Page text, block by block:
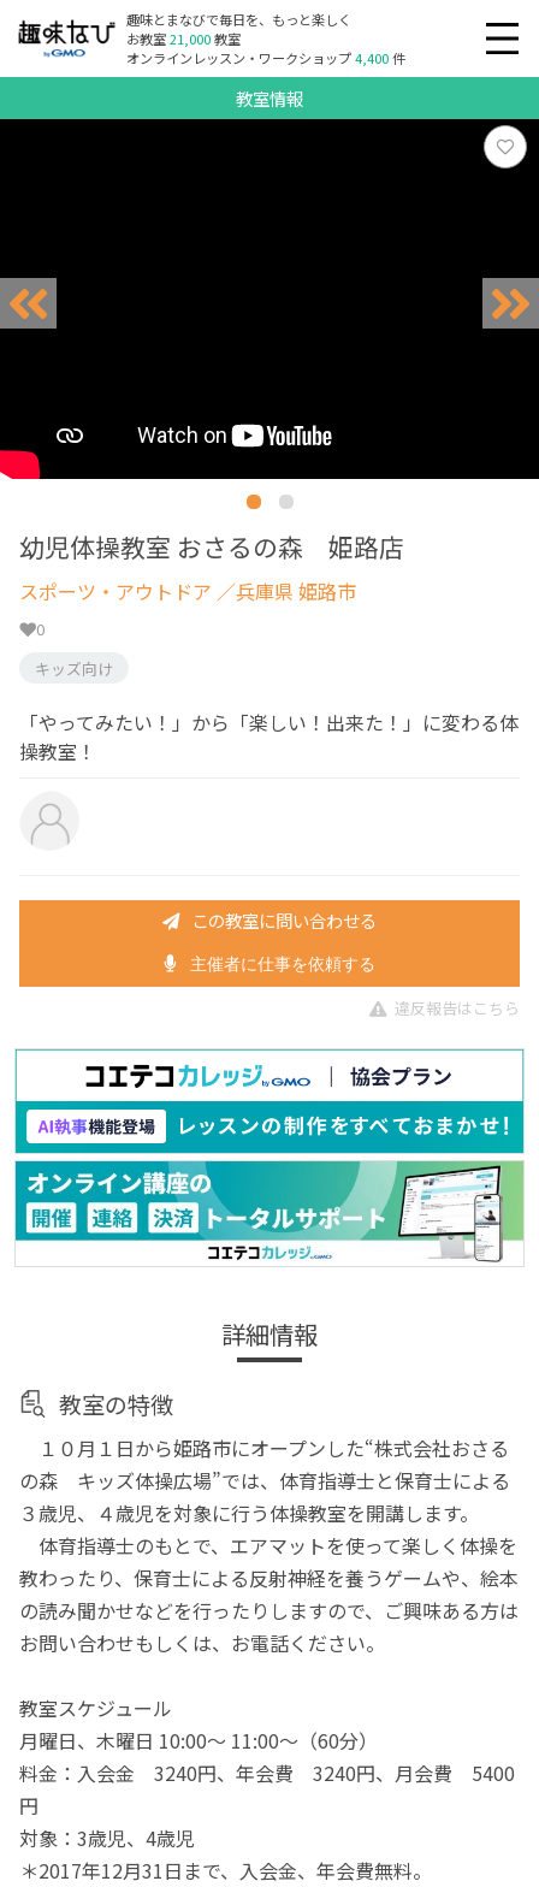
趣味とまなびで毎日を、もっと楽しく
お教室21,000教室
オンラインレッスン・ワークショップ4,400件
教室情報
幼児体操教室 おさるの森 姫路店
スポーツ・アウトドア ／兵庫県 姫路市
0
キッズ向け
「やってみたい！」から「楽しい！出来た！」に変わる体
操教室！
この教室に問い合わせる
主催者に仕事を依頼する
違反報告はこちら
詳細情報
教室の特徴
１０月１日から姫路市にオープンした“株式会社おさる
の森 キッズ体操広場”では、体育指導士と保育士による
３歳児、４歳児を対象に行う体操教室を開講します。
体育指導士のもとで、エアマットを使って楽しく体操を
教わったり、保育士による反射神経を養うゲームや、絵本
の読み聞かせなどを行ったりしますので、ご興味ある方は
お問い合わせもしくは、お電話ください。
教室スケジュール
月曜日、木曜日 10:00〜 11:00〜（60分）
料金：入会金 3240円、年会費 3240円、月会費 5400
円
対象：3歳児、4歳児
＊2017年12月31日まで、入会金、年会費無料。